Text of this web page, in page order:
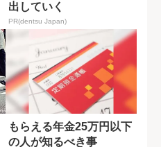
出していく
PR(dentsu Japan)
もらえる年金25万円以下
の人が知るべき事